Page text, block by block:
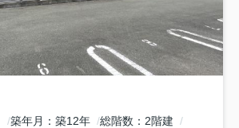
築年月 築12年 総階数
2階建